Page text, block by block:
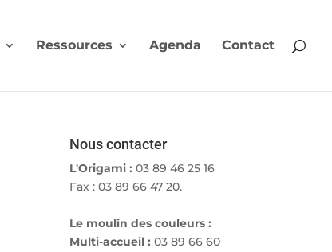
Ressources Agenda Contact
Nous contacter
L'Origami :03 89 46 25 16
Fax : 03 89 66 47 20.
Le moulin des couleurs :
Multi-accueil :03 89 66 60